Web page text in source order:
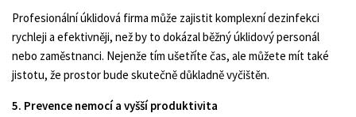
Profesionální úklidová firma může zajistit komplexní dezinfekci
rychleji a efektivněji, než by to dokázal běžný úklidový personál
nebo zaměstnanci. Nejenže tím ušetříte čas, ale můžete mít také
jistotu, že prostor bude skutečně důkladně vyčištěn.
5. Prevence nemocí a vyšší produktivita